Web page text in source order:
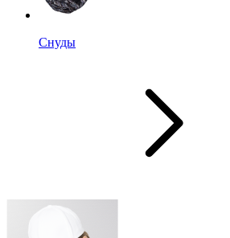
Снуды